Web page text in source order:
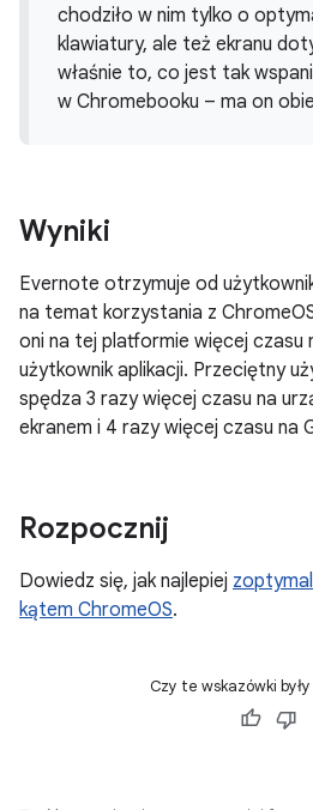
chodziło w nim tylko o
klawiatury, ale też ekranu
właśnie to, co jest tak
w Chromebooku – ma on
Wyniki
Evernote otrzymuje od
na temat korzystania z
oni na tej platformie więcej czasu
użytkownik aplikacji. Przeciętny
spędza 3 razy więcej czasu na
ekranem i 4 razy więcej czasu na
Rozpocznij
Dowiedz się, jak najlepiej
kątem ChromeOS.
Czy te wskazówki